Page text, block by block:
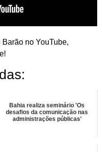
no YouTube,
Bahia realiza seminário 'Os
desafios da comunicação nas
administrações públicas'